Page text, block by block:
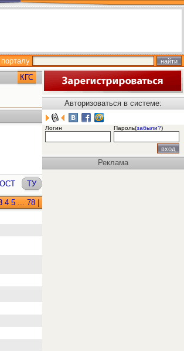
КГС
ОСТ ТУ
4 5 ... 78
Авторизоваться в системе:
Логин Пароль(забыли?)
Реклама